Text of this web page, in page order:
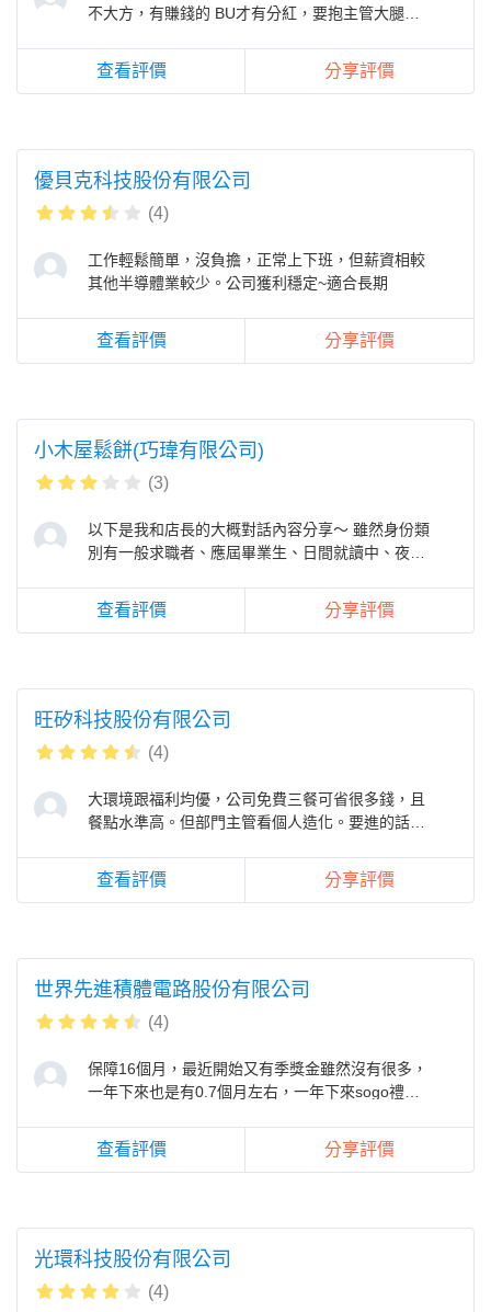
不大方，有賺錢的 BU才有分紅，要抱主管大腿希
查看評價 分享評價
優貝克科技股份有限公司
(4)
工作輕鬆簡單，沒負擔，正常上下班，但薪資相較
其他半導體業較少。公司獲利穩定~適合長期
查看評價 分享評價
小木屋鬆餅(巧瑋有限公司)
(3)
以下是我和店長的大概對話內容分享～ 雖然身份類
別有一般求職者、應屆畢業生、日間就讀中、夜間
查看評價 分享評價
旺矽科技股份有限公司
(4)
大環境跟福利均優，公司免費三餐可省很多錢，且
餐點水準高。但部門主管看個人造化。要進的話，
查看評價 分享評價
世界先進積體電路股份有限公司
(4)
保障16個月，最近開始又有季獎金雖然沒有很多，
一年下來也是有0.7個月左右，一年下來sogo禮卷
查看評價 分享評價
光環科技股份有限公司
(4)